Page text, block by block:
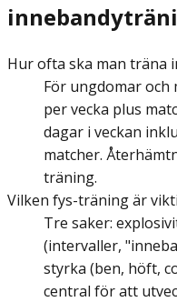
Hur ofta ska man träna
För ungdomar
per vecka plus
dagar i veckan
matcher.
träning.
Vilken fys-träning är
Tre saker:
(intervaller,
styrka (ben, höft,
central för att